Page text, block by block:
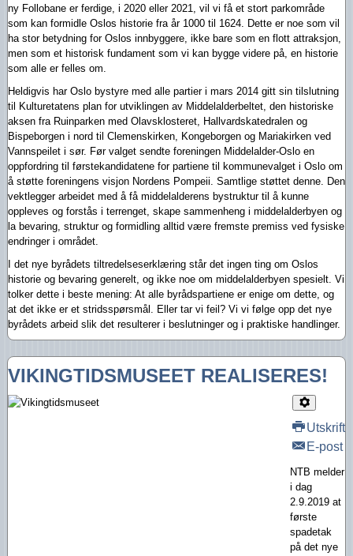
ny Follobane er ferdige, i 2020 eller 2021, vil vi få et stort parkområde
som kan formidle Oslos historie fra år 1000 til 1624. Dette er noe som vil
ha stor betydning for Oslos innbyggere, ikke bare som en flott attraksjon,
men som et historisk fundament som vi kan bygge videre på, en historie
som alle er felles om.
Heldigvis har Oslo bystyre med alle partier i mars 2014 gitt sin tilslutning
til Kulturetatens plan for utviklingen av Middelalderbeltet, den historiske
aksen fra Ruinparken med Olavsklosteret, Hallvardskatedralen og
Bispeborgen i nord til Clemenskirken, Kongeborgen og Mariakirken ved
Vannspeilet i sør. Før valget sendte foreningen Middelalder-Oslo en
oppfordring til førstekandidatene for partiene til kommunevalget i Oslo om
å støtte foreningens visjon Nordens Pompeii. Samtlige støttet denne. Den
vektlegger arbeidet med å få middelalderens bystruktur til å kunne
oppleves og forstås i terrenget, skape sammenheng i middelalderbyen og
la bevaring, struktur og formidling alltid være fremste premiss ved fysiske
endringer i området.
I det nye byrådets tiltredelseserklæring står det ingen ting om Oslos
historie og bevaring generelt, og ikke noe om middelalderbyen spesielt. Vi
tolker dette i beste mening: At alle byrådspartiene er enige om dette, og
at det ikke er et stridsspørsmål. Eller tar vi feil? Vi vi følge opp det nye
byrådets arbeid slik det resulterer i beslutninger og i praktiske handlinger.
VIKINGTIDSMUSEET REALISERES!
Utskrift
E-post
NTB melder
i dag
2.9.2019 at
første
spadetak
på det nye